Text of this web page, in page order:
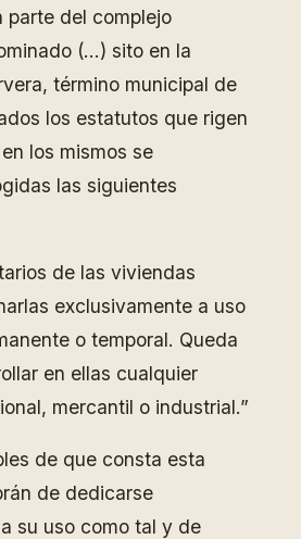
parte del complejo
(…) sito en la
término municipal de
los estatutos que rigen
los mismos se
las siguientes
de las viviendas
exclusivamente a uso
o temporal. Queda
en ellas cualquier
mercantil o industrial.”
de que consta esta
de dedicarse
su uso como tal y de